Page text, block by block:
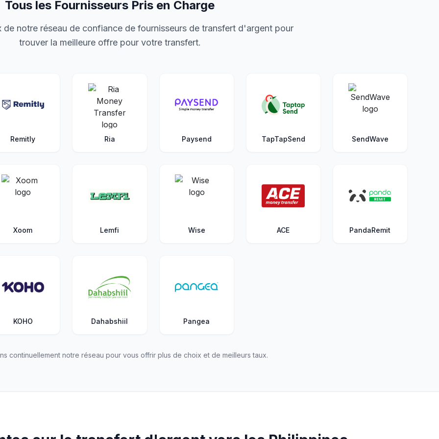
Tous les Fournisseurs Pris en Charge
de notre réseau de confiance de fournisseurs de transfert d'argent pour
trouver la meilleure offre pour votre transfert.
Remitly Ria Paysend TapTapSend SendWave
Xoom Lemfi Wise ACE PandaRemit
KOHO Dahabshiil Pangea
continuellement notre réseau pour vous offrir plus de choix et de meilleurs taux.